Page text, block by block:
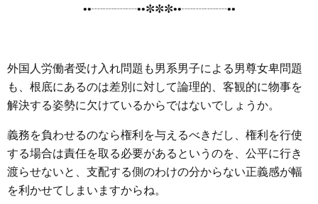
n
r
••┈┈┈┈••✼✼✼••┈┈┈┈••
外国人労働者受け入れ問題も男系男子による男尊女卑問題
も、根底にあるのは差別に対して論理的、客観的に物事を
解決する姿勢に欠けているからではないでしょうか。
義務を負わせるのなら権利を与えるべきだし、権利を行使
する場合は責任を取る必要があるというのを、公平に行き
渡らせないと、支配する側のわけの分からない正義感が幅
を利かせてしまいますからね。